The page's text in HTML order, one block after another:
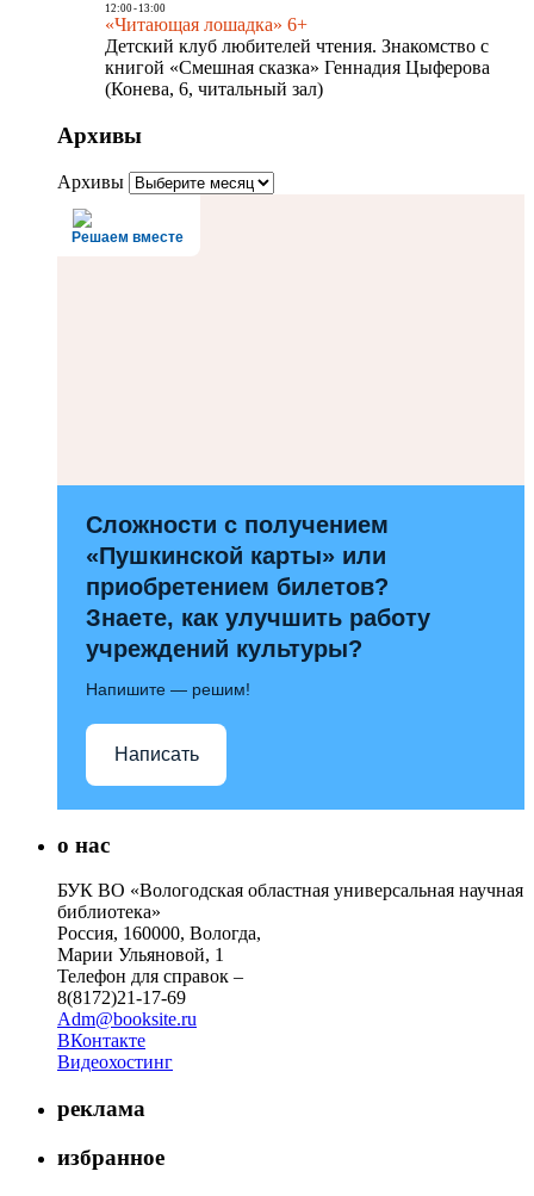
12:00- 13:00
«Читающая лошадка» 6+
Детский клуб любителей чтения. Знакомство с
книгой «Смешная сказка» Геннадия Цыферова
(Конева, 6, читальный зал)
Архивы
Архивы
Решаем вместе
Сложности с получением
«Пушкинской карты» или
приобретением билетов?
Знаете, как улучшить работу
учреждений культуры?
Напишите — решим!
Написать
о нас
БУК ВО «Вологодская областная универсальная научная
библиотека»
Россия, 160000, Вологда,
Марии Ульяновой, 1
Телефон для справок –
8(8172)21-17-69
Adm@booksite.ru
ВКонтакте
Видеохостинг
реклама
избранное